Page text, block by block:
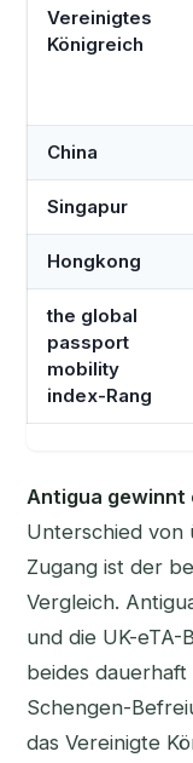
Vereinigtes
Königreich
China
Singapur
Hongkong
the global
passport
mobility
index-Rang
Antigua gewinnt
Unterschied von
Zugang ist der
Vergleich.
und die UK-
beides
Schengen-
das Vereinigte